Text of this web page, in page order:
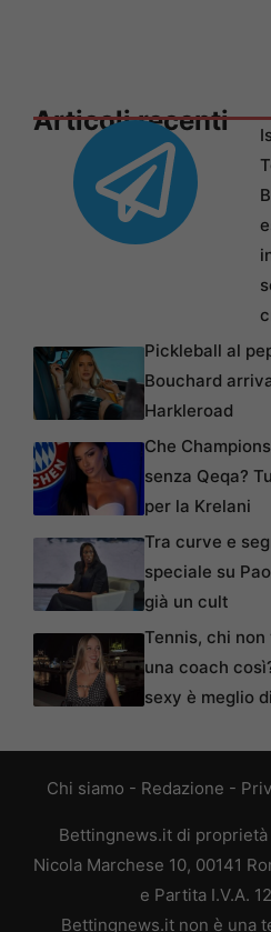
Articoli recenti
Pickleball al
Bouchard
Harkleroad
Che
senza Qeqa?
per la Krelani
Tra curve e
speciale su
già un cult
Tennis, chi
una coach
sexy è meglio
Chi siamo - Redazione -
Bettingnews.it di proprietà
Nicola Marchese 10, 00141
e Partita I.V.A.
Bettingnews.it non è una